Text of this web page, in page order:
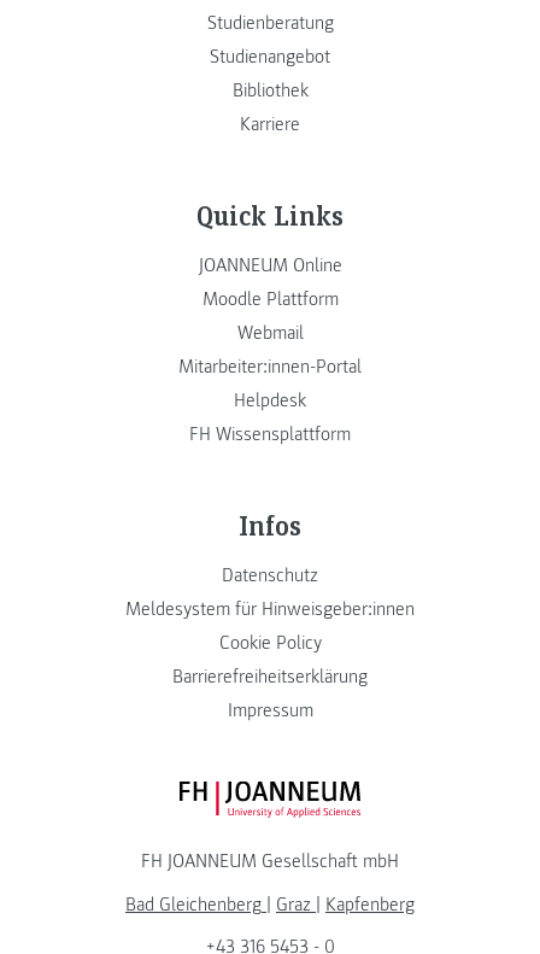
Studienberatung
Studienangebot
Bibliothek
Karriere
Quick Links
JOANNEUM Online
Moodle Plattform
Webmail
Mitarbeiter:innen-Portal
Helpdesk
FH Wissensplattform
Infos
Datenschutz
Meldesystem für Hinweisgeber:innen
Cookie Policy
Barrierefreiheitserklärung
Impressum
FH JOANNEUM Logo
FH JOANNEUM Gesellschaft mbH
Bad Gleichenberg | Graz | Kapfenberg
+43 316 5453 - 0